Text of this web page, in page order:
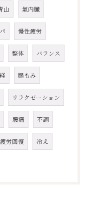
山 氣内臓
慢性疲労
整体 バランス
腸もみ
リラクゼーション
腰痛 不調
疲労回復 冷え